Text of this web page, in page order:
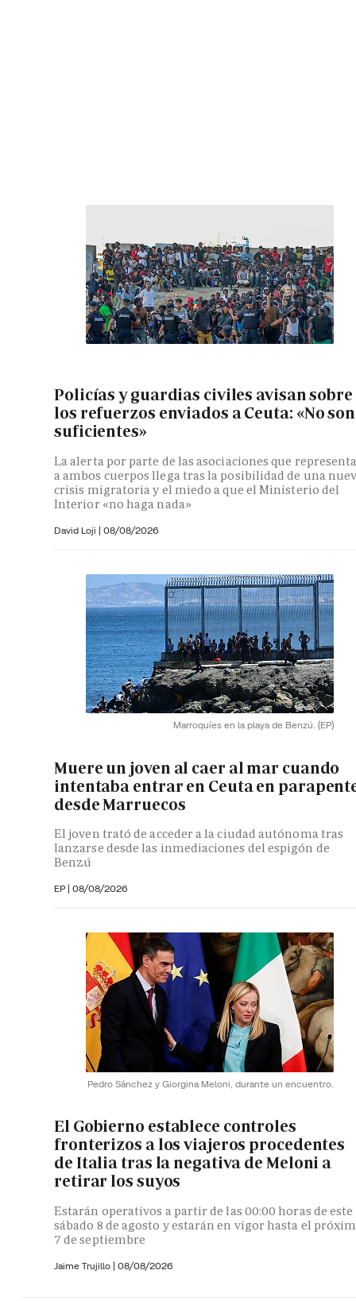
Policías y guardias civiles avisan sobre
los refuerzos enviados a Ceuta: «No son
suficientes»
La alerta por parte de las asociaciones que
a ambos cuerpos llega tras la posibilidad de una
crisis migratoria y el miedo a que el Ministerio del
Interior «no haga nada»
David Loji | 08/08/2026
Marroquíes en la playa de Benzú. (EP)
Muere un joven al caer al mar cuando
intentaba entrar en Ceuta en
desde Marruecos
El joven trató de acceder a la ciudad autónoma tras
lanzarse desde las inmediaciones del espigón de
Benzú
EP | 08/08/2026
Pedro Sánchez y Giorgina Meloni, durante un encuentro.
El Gobierno establece controles
fronterizos a los viajeros procedentes
de Italia tras la negativa de Meloni a
retirar los suyos
Estarán operativos a partir de las 00:00 horas de este
sábado 8 de agosto y estarán en vigor hasta el
7 de septiembre
Jaime Trujillo | 08/08/2026